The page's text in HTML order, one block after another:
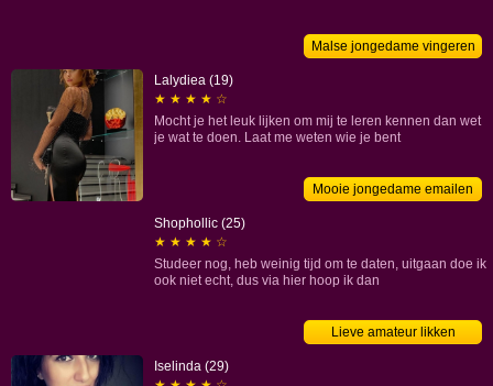
Malse jongedame vingeren
Lalydiea (19)
★ ★ ★ ★ ☆
Mocht je het leuk lijken om mij te leren kennen dan wet
je wat te doen. Laat me weten wie je bent
Mooie jongedame emailen
Shophollic (25)
★ ★ ★ ★ ☆
Studeer nog, heb weinig tijd om te daten, uitgaan doe ik
ook niet echt, dus via hier hoop ik dan
Lieve amateur likken
Iselinda (29)